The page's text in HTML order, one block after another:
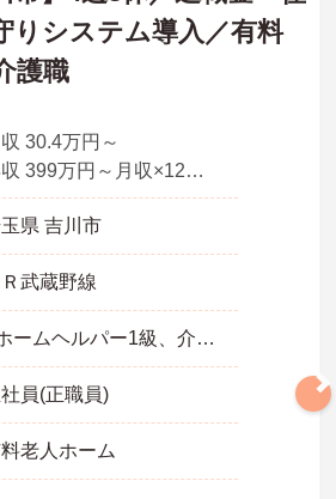
りシステム導入／有料
護職
収 30.4万円～
年収 399万円～月収×12ヶ月＋賞与2.8ヶ月想定
県 吉川市
Ｒ武蔵野線
■ホームヘルパー1級、介護職員基礎研修、介護職員初任者研修(ヘルパー2級)、介護福祉士実務者研修 いずれか必須
員(正職員)
老人ホーム